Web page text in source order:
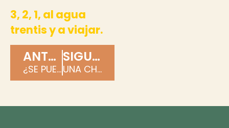
3, 2, 1, al agua
trentis y a viajar.
ANTERIOR
¿SE PUEDE VIAJAR SOLA ESTANDO MUY BIEN ACOMPAÑADA?
SIGUIENTE
UNA CHILENA VIAJANDO SOLA EN EUROPA